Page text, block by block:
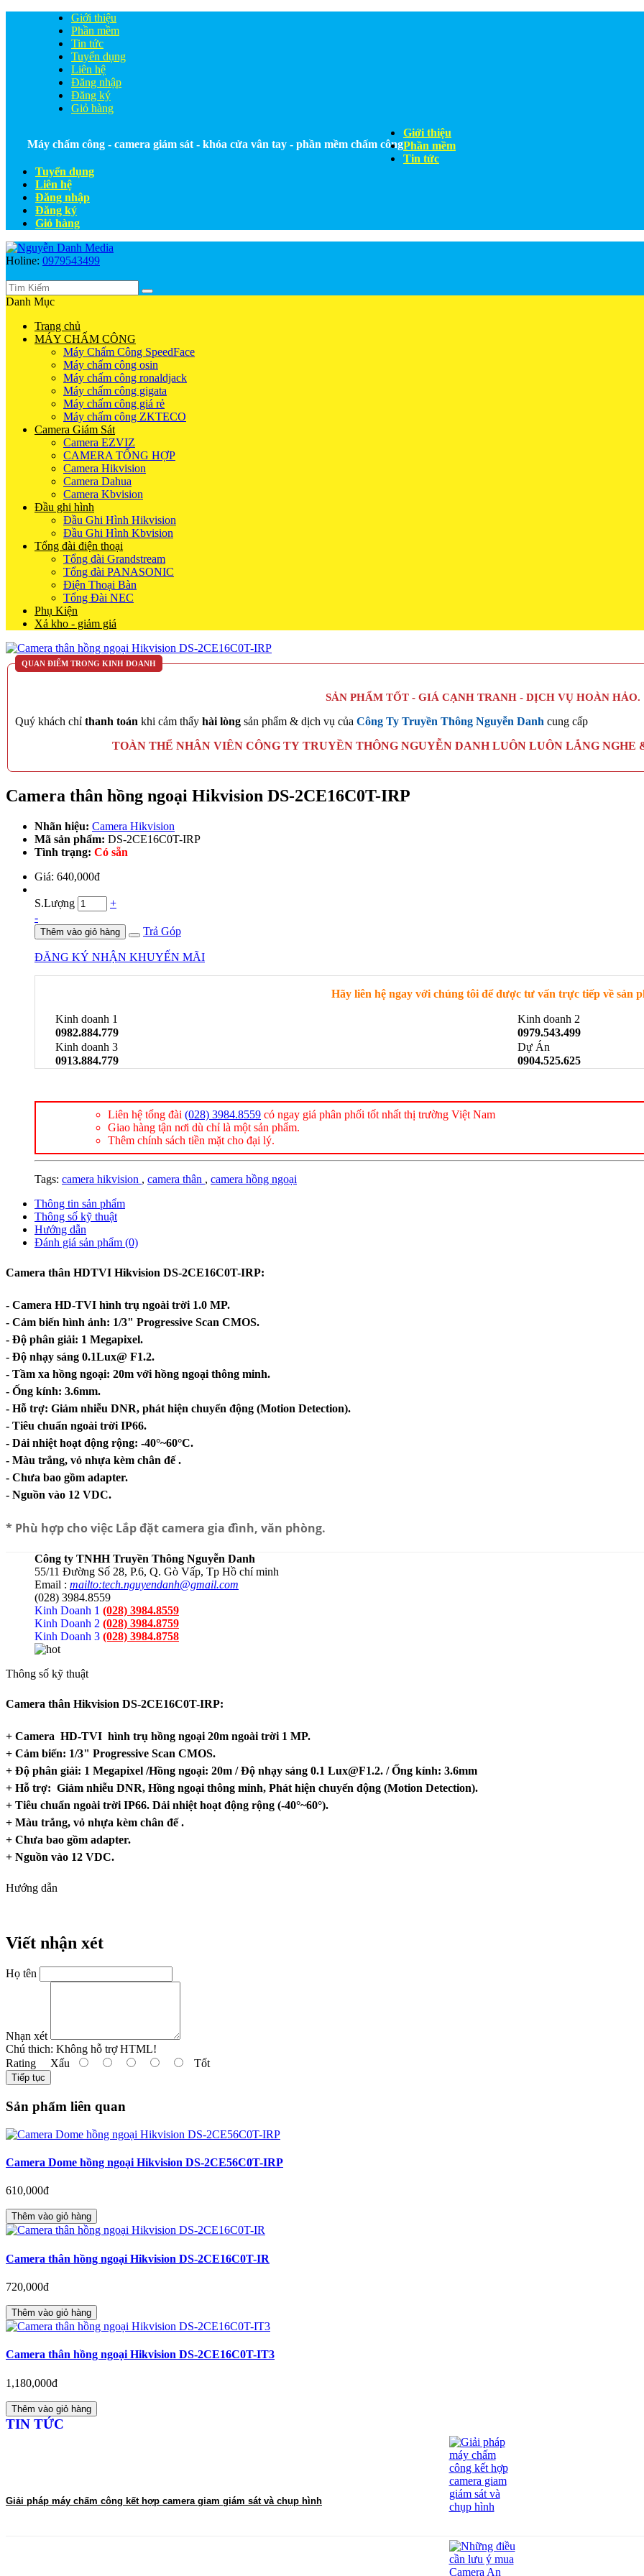
Giới thiệu
Phần mềm
Tin tức
Tuyển dụng
Liên hệ
Đăng nhập
Đăng ký
Giỏ hàng
Máy chấm công - camera giám sát - khóa cửa vân tay - phần mềm chấm công
Giới thiệu
Phần mềm
Tin tức
Tuyển dụng
Liên hệ
Đăng nhập
Đăng ký
Giỏ hàng
Holine: 0979543499
Danh Mục
Trang chủ
MÁY CHẤM CÔNG
Máy Chấm Công SpeedFace
Máy chấm công osin
Máy chấm công ronaldjack
Máy chấm công gigata
Máy chấm công giá rẻ
Máy chấm công ZKTECO
Camera Giám Sát
Camera EZVIZ
CAMERA TỔNG HỢP
Camera Hikvision
Camera Dahua
Camera Kbvision
Đầu ghi hình
Đầu Ghi Hình Hikvision
Đầu Ghi Hình Kbvision
Tổng đài điện thoại
Tổng đài Grandstream
Tổng đài PANASONIC
Điện Thoại Bàn
Tổng Đài NEC
Phụ Kiện
Xả kho - giảm giá
QUAN ĐIỂM TRONG KINH DOANH
SẢN PHẨM TỐT - GIÁ CẠNH TRANH - DỊCH VỤ HOÀN HẢO.
Quý khách chỉ thanh toán khi cảm thấy hài lòng sản phẩm & dịch vụ của Công Ty Truyền Thông Nguyễn Danh cung cấp
TOÀN THỂ NHÂN VIÊN CÔNG TY TRUYỀN THÔNG NGUYỄN DANH LUÔN LUÔN LẮNG NGHE
Camera thân hồng ngoại Hikvision DS-2CE16C0T-IRP
Nhãn hiệu: Camera Hikvision
Mã sản phẩm: DS-2CE16C0T-IRP
Tình trạng: Có sẵn
Giá: 640,000đ
S.Lượng
+
-
Thêm vào giỏ hàng Trả Góp
ĐĂNG KÝ NHẬN KHUYẾN MÃI
Hãy liên hệ ngay với chúng tôi để được tư vấn trực tiếp về sản
Kinh doanh 1
0982.884.779
Kinh doanh 2
0979.543.499
Kinh doanh 3
0913.884.779
Dự Án
0904.525.625
Liên hệ tổng đài (028) 3984.8559 có ngay giá phân phối tốt nhất thị trường Việt Nam
Giao hàng tận nơi dù chỉ là một sản phẩm.
Thêm chính sách tiền mặt cho đại lý.
Tags: camera hikvision , camera thân , camera hồng ngoại
Thông tin sản phẩm
Thông số kỹ thuật
Hướng dẫn
Đánh giá sản phẩm (0)
Camera thân HDTVI Hikvision DS-2CE16C0T-IRP:
- Camera HD-TVI hình trụ ngoài trời 1.0 MP.
- Cảm biến hình ảnh: 1/3" Progressive Scan CMOS.
- Độ phân giải: 1 Megapixel.
- Độ nhạy sáng 0.1Lux@ F1.2.
- Tầm xa hồng ngoại: 20m với hồng ngoại thông minh.
- Ống kính: 3.6mm.
- Hỗ trợ: Giảm nhiễu DNR, phát hiện chuyển động (Motion Detection).
- Tiêu chuẩn ngoài trời IP66.
- Dải nhiệt hoạt động rộng: -40°~60°C.
- Màu trắng, vỏ nhựa kèm chân đế .
- Chưa bao gồm adapter.
- Nguồn vào 12 VDC.
* Phù hợp cho việc Lắp đặt camera gia đình, văn phòng.
Công ty TNHH Truyền Thông Nguyễn Danh
55/11 Đường Số 28, P.6, Q. Gò Vấp, Tp Hồ chí minh
Email : mailto:tech.nguyendanh@gmail.com
(028) 3984.8559
Kinh Doanh 1 (028) 3984.8559
Kinh Doanh 2 (028) 3984.8759
Kinh Doanh 3 (028) 3984.8758
Thông số kỹ thuật
Camera thân Hikvision DS-2CE16C0T-IRP:
+ Camera HD-TVI hình trụ hồng ngoại 20m ngoài trời 1 MP.
+ Cảm biến: 1/3" Progressive Scan CMOS.
+ Độ phân giải: 1 Megapixel /Hồng ngoại: 20m / Độ nhạy sáng 0.1 Lux@F1.2. / Ống kính: 3.6mm
+ Hỗ trợ: Giảm nhiễu DNR, Hồng ngoại thông minh, Phát hiện chuyển động (Motion Detection).
+ Tiêu chuẩn ngoài trời IP66. Dải nhiệt hoạt động rộng (-40°~60°).
+ Màu trắng, vỏ nhựa kèm chân đế .
+ Chưa bao gồm adapter.
+ Nguồn vào 12 VDC.
Hướng dẫn
Viết nhận xét
Họ tên
Nhạn xét
Chú thich: Không hỗ trợ HTML!
Rating Xấu Tốt
Tiếp tục
Sản phẩm liên quan
Camera Dome hồng ngoại Hikvision DS-2CE56C0T-IRP
610,000đ
Thêm vào giỏ hàng
Camera thân hồng ngoại Hikvision DS-2CE16C0T-IR
720,000đ
Thêm vào giỏ hàng
Camera thân hồng ngoại Hikvision DS-2CE16C0T-IT3
1,180,000đ
Thêm vào giỏ hàng
TIN TỨC
Giải pháp máy chấm công kết hợp camera giam giám sát và chụp hình